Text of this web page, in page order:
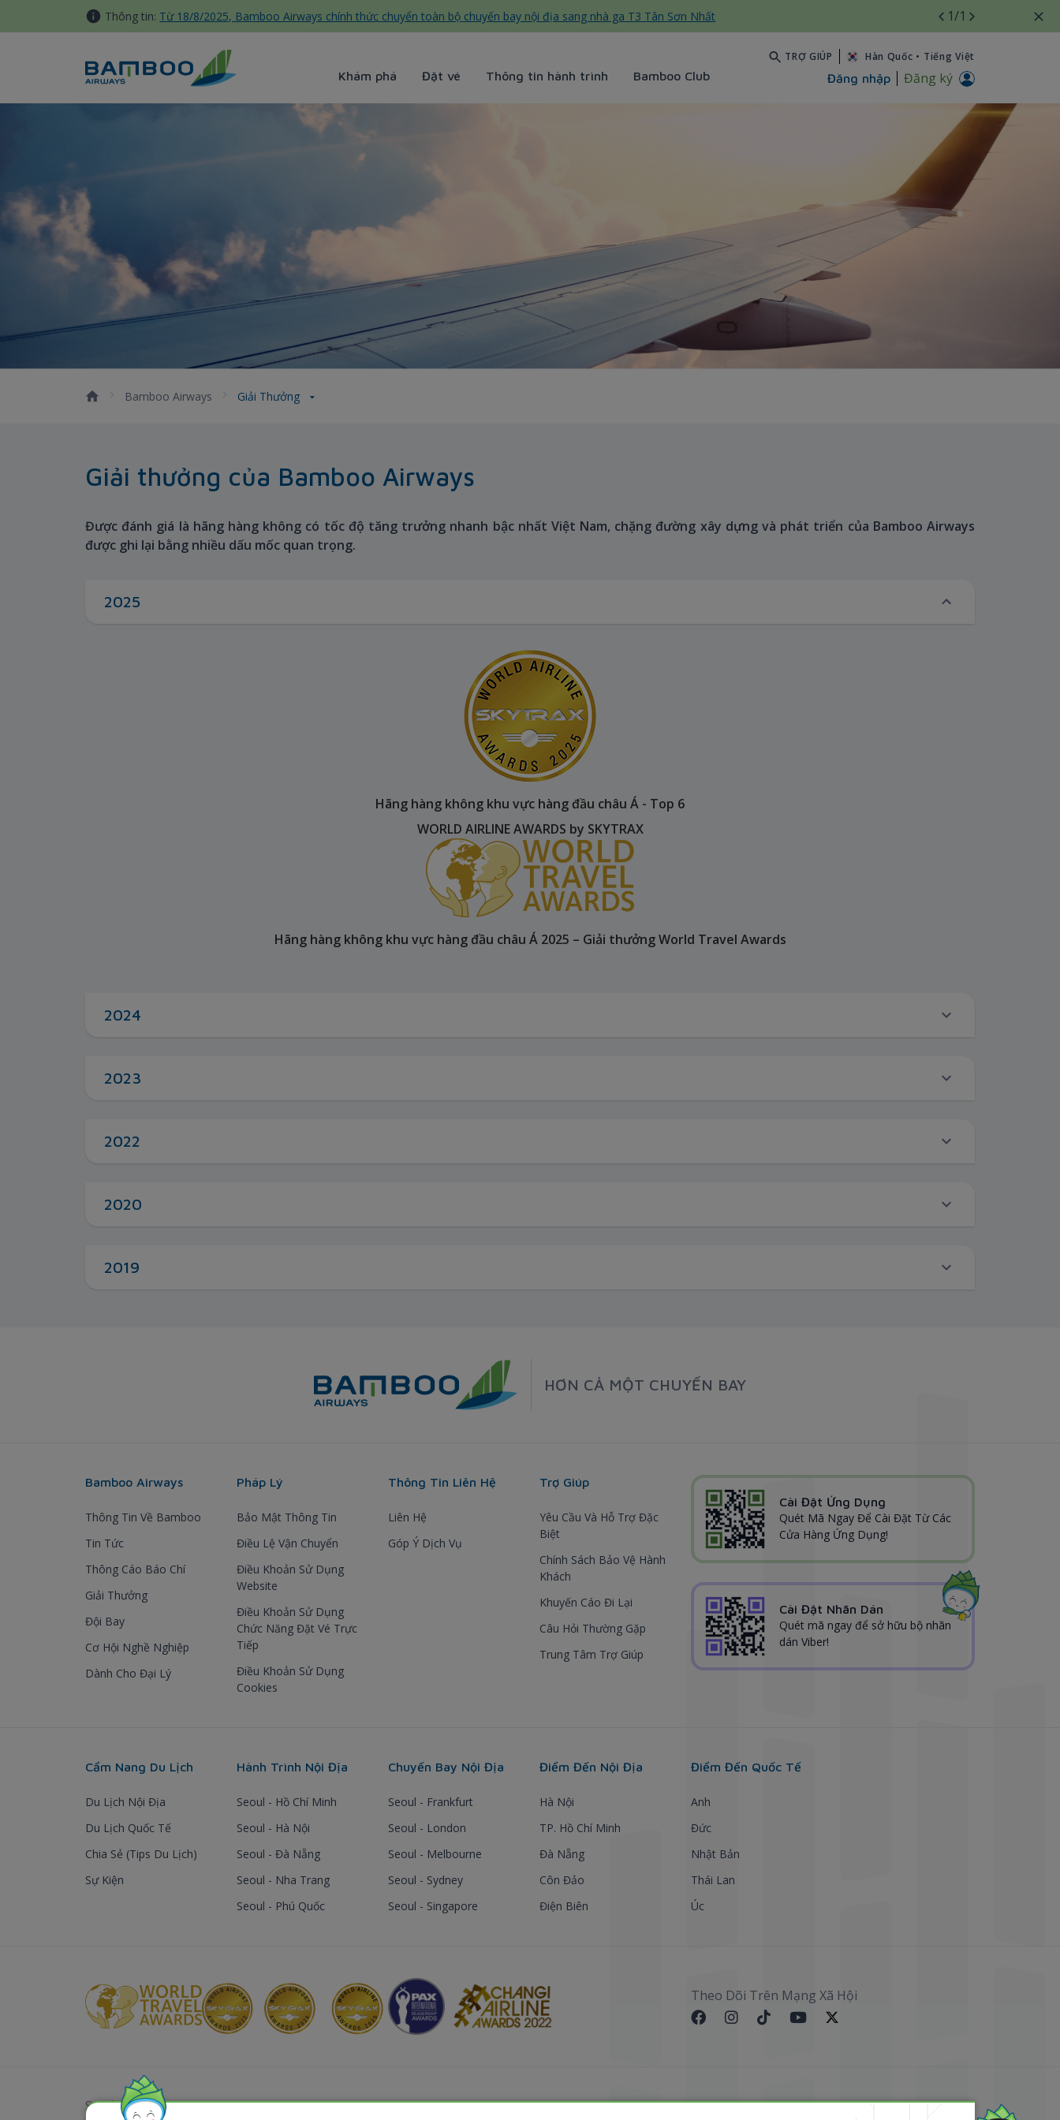
Truy cập nội dung luôn
Thông tin: Từ 18/8/2025, Bamboo Airways chính thức chuyển toàn bộ chuyến bay nội địa sang nhà ga T3 Tân Sơn Nhất 1/1
Khám phá Đặt vé Thông tin hành trình Bamboo Club
TRỢ GIÚP Hàn Quốc • Tiếng Việt
Đăng nhập Đăng ký
Giải Thưởng - Bamboo Airways
Bamboo Airways Giải Thưởng
Giải thưởng của Bamboo Airways
Được đánh giá là hãng hàng không có tốc độ tăng trưởng nhanh bậc nhất Việt Nam, chặng đường xây dựng và phát triển của Bamboo Airways
được ghi lại bằng nhiều dấu mốc quan trọng.
2025
Hãng hàng không khu vực hàng đầu châu Á - Top 6
WORLD AIRLINE AWARDS by SKYTRAX
Hãng hàng không khu vực hàng đầu châu Á 2025 – Giải thưởng World Travel Awards
2024
2023
2022
2020
2019
HƠN CẢ MỘT CHUYẾN BAY
Bamboo Airways
Thông Tin Về Bamboo
Tin Tức
Thông Cáo Báo Chí
Giải Thưởng
Đội Bay
Cơ Hội Nghề Nghiệp
Dành Cho Đại Lý
Pháp Lý
Bảo Mật Thông Tin
Điều Lệ Vận Chuyển
Điều Khoản Sử Dụng
Website
Điều Khoản Sử Dụng
Chức Năng Đặt Vé Trực
Tiếp
Điều Khoản Sử Dụng
Cookies
Thông Tin Liên Hệ
Liên Hệ
Góp Ý Dịch Vụ
Trợ Giúp
Yêu Cầu Và Hỗ Trợ Đặc
Biệt
Chính Sách Bảo Vệ Hành
Khách
Khuyến Cáo Đi Lại
Câu Hỏi Thường Gặp
Trung Tâm Trợ Giúp
Cài Đặt Ứng Dụng
Quét Mã Ngay Để Cài Đặt Từ Các
Cửa Hàng Ứng Dụng!
Cài Đặt Nhãn Dán
Quét mã ngay để sở hữu bộ nhãn
dán Viber!
Cẩm Nang Du Lịch
Du Lịch Nội Địa
Du Lịch Quốc Tế
Chia Sẻ (Tips Du Lịch)
Sự Kiện
Hành Trình Nội Địa
Seoul - Hồ Chí Minh
Seoul - Hà Nội
Seoul - Đà Nẵng
Seoul - Nha Trang
Seoul - Phú Quốc
Chuyến Bay Nội Địa
Seoul - Frankfurt
Seoul - London
Seoul - Melbourne
Seoul - Sydney
Seoul - Singapore
Điểm Đến Nội Địa
Hà Nội
TP. Hồ Chí Minh
Đà Nẵng
Côn Đảo
Điện Biên
Điểm Đến Quốc Tế
Anh
Đức
Nhật Bản
Thái Lan
Úc
Theo Dõi Trên Mạng Xã Hội
Sơ đồ website